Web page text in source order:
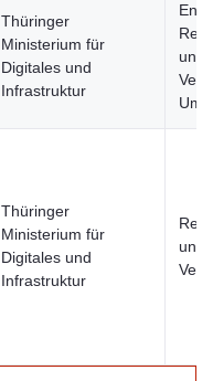
Thüringer
Ministerium für
Digitales und
Infrastruktur
und
Thüringer
Ministerium für
Digitales und
Infrastruktur
und